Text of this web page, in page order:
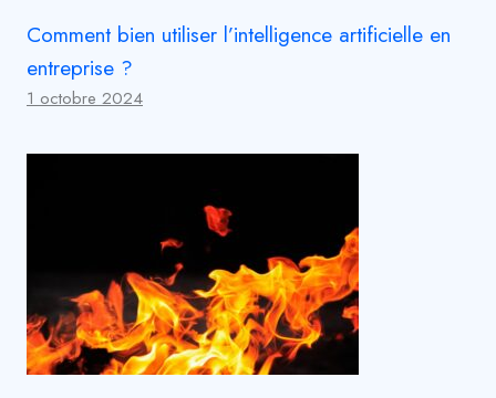
Comment bien utiliser l’intelligence artificielle en
entreprise ?
1 octobre 2024